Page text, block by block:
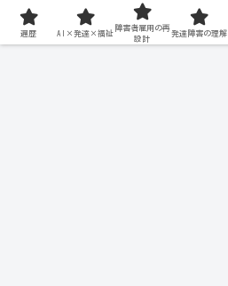
遍歴 AI×発達×福祉
障害者雇用の再
設計
発達障害の理解